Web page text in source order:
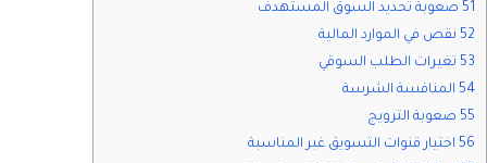
51 صعوبة تحديد السوق المستهدف
52 نقص في الموارد المالية
53 تغيرات الطلب السوقي
54 المنافسة الشرسة
55 صعوبة الترويج
56 اختيار قنوات التسويق غبر المناسبة